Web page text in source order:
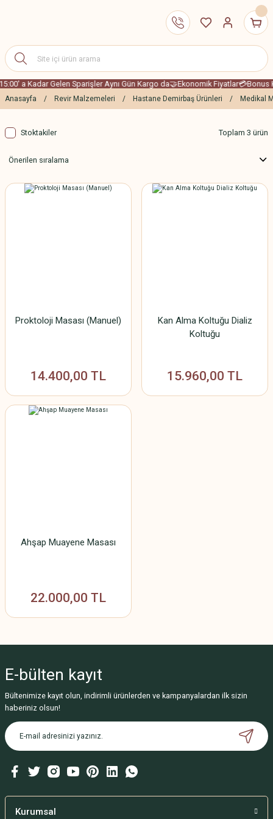
a Kadar Gelen Sparişler Aynı Gün Kargo da🤝Ekonomik Fiyatlar💳Bonus
Anasayfa Revir Malzemeleri Hastane Demirbaş Ürünleri Medikal
Stoktakiler Toplam 3 ürün
Proktoloji Masası (Manuel)
14.400,00 TL
Kan Alma Koltuğu Dializ
Koltuğu
15.960,00 TL
Ahşap Muayene Masası
22.000,00 TL
E-bülten kayıt
Bültenimize kayıt olun, indirimli ürünlerden ve kampanyalardan ilk sizin
haberiniz olsun!
Kurumsal